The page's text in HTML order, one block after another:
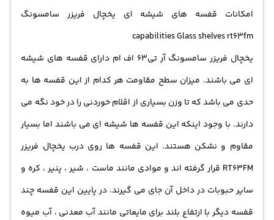
امکانات قفسه های شیشه ای یخچال فریزر سامسونگ
capabilities Glass shelves rt63fm
یخچال فریزر سامسونگ آر تی63 اف ام دارای قفسه های شیشه
ای می باشند. میزان سطح مقاومت هر کدام از این قفسه ها به
حدی می باشد که تا وزن بسیاری از اقلام خوردنی را در خود نگه می
دارند. با وجود اینکه این قفسه ها شیشه ای می باشند اما بسیار
مقاوم و نشکن هستند. این قفسه ها روی درب یخچال فریزر
RT63FM قرار گرفته اند و موادی مانند ماست ، شیر ، پنیر ، کره و
سایر حبوبات در داخل آن جای می گیرند. در پایین این قفسه چند
قفسه دیگر با ارتفاع بلند برای مایعاتی مانند آب معدنی ، آب میوه